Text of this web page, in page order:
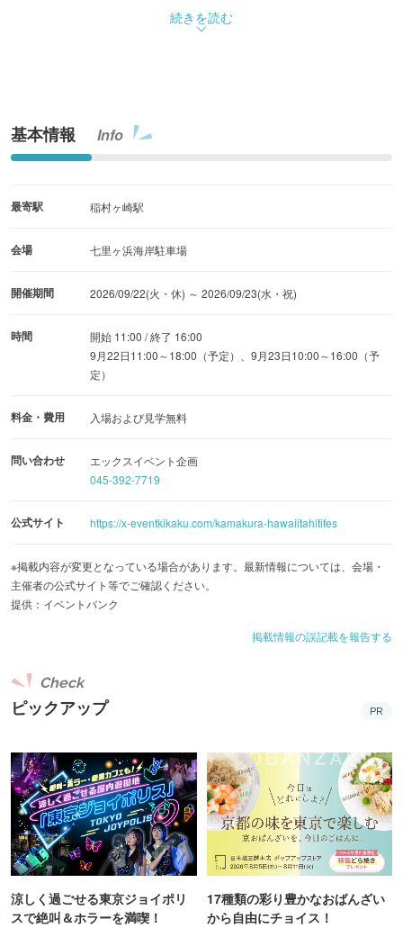
感できる内容だ。海辺で食事や買い物を楽しみながら、ゆ
ったりとした時間を過ごせるイベントである。
続きを読む
基本情報 Info
最寄駅 稲村ヶ崎駅
会場 七里ヶ浜海岸駐車場
開催期間 2026/09/22(火・休) ～ 2026/09/23(水・祝)
時間
開始 11:00 / 終了 16:00
9月22日11:00～18:00（予定）、9月23日10:00～16:00（予
定）
料金・費用 入場および見学無料
問い合わせ
エックスイベント企画
045-392-7719
公式サイト https://x-eventkikaku.com/kamakura-hawaiitahitifes
※掲載内容が変更となっている場合があります。最新情報については、会場・
主催者の公式サイト等でご確認ください。
提供：イベントバンク
掲載情報の誤記載を報告する
ピックアップ
Check
PR
涼しく過ごせる東京ジョイポリ
スで絶叫＆ホラーを満喫！
17種類の彩り豊かなおばんざい
から自由にチョイス！